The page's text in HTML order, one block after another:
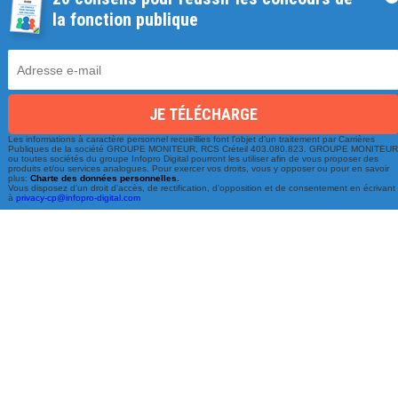
Une équipe à votre écoute
du lundi au vendredi de 9h à 17h
01 79 06 76 68
la fonction publique
Les informations à caractère personnel recueillies font l'objet d'un traitement par Carrières
Publiques de la société GROUPE MONITEUR, RCS Créteil 403.080.823. GROUPE MONITEUR
ou toutes sociétés du groupe Infopro Digital pourront les utiliser afin de vous proposer des
produits et/ou services analogues. Pour exercer vos droits, vous y opposer ou pour en savoir
plus:Charte des données personnelles.
Vous disposez d'un droit d'accès, de rectification, d'opposition et de consentement en écrivant
àprivacy-cp@infopro-digital.com